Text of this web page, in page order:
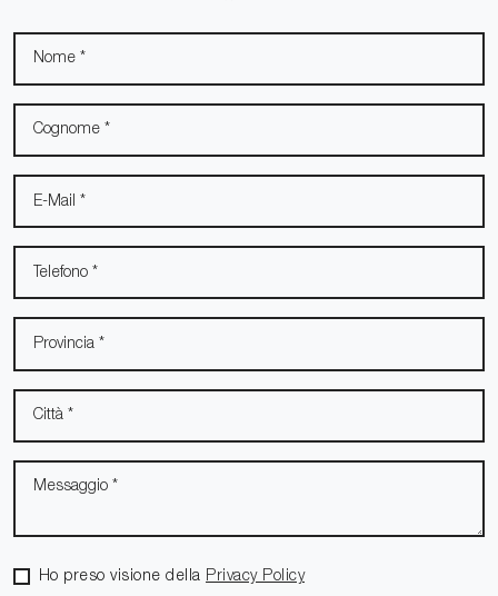
Ho preso visione della Privacy Policy